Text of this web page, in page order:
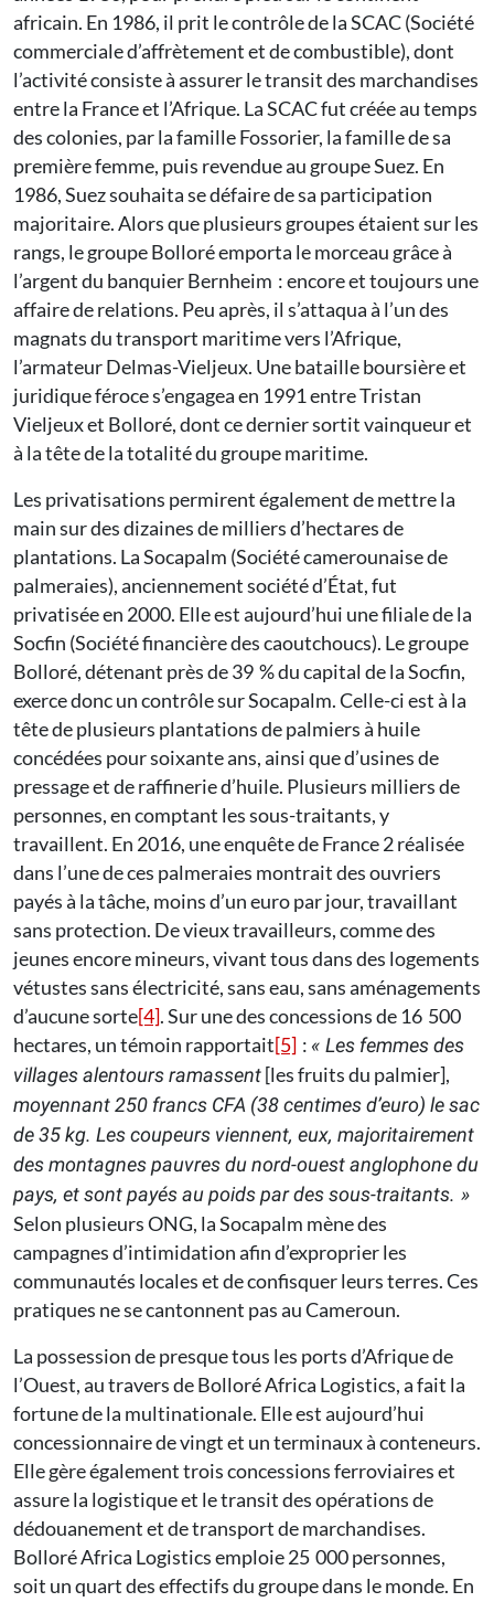
africain. En 1986, il prit le contrôle de la SCAC (Société
commerciale d’affrètement et de combustible), dont
l’activité consiste à assurer le transit des marchandises
entre la France et l’Afrique. La SCAC fut créée au temps
des colonies, par la famille Fossorier, la famille de sa
première femme, puis revendue au groupe Suez. En
1986, Suez souhaita se défaire de sa participation
majoritaire. Alors que plusieurs groupes étaient sur les
rangs, le groupe Bolloré emporta le morceau grâce à
l’argent du banquier Bernheim : encore et toujours une
affaire de relations. Peu après, il s’attaqua à l’un des
magnats du transport maritime vers l’Afrique,
l’armateur Delmas-Vieljeux. Une bataille boursière et
juridique féroce s’engagea en 1991 entre Tristan
Vieljeux et Bolloré, dont ce dernier sortit vainqueur et
à la tête de la totalité du groupe maritime.
Les privatisations permirent également de mettre la
main sur des dizaines de milliers d’hectares de
plantations. La Socapalm (Société camerounaise de
palmeraies), anciennement société d’État, fut
privatisée en 2000. Elle est aujourd’hui une filiale de la
Socfin (Société financière des caoutchoucs). Le groupe
Bolloré, détenant près de 39 % du capital de la Socfin,
exerce donc un contrôle sur Socapalm. Celle-ci est à la
tête de plusieurs plantations de palmiers à huile
concédées pour soixante ans, ainsi que d’usines de
pressage et de raffinerie d’huile. Plusieurs milliers de
personnes, en comptant les sous-traitants, y
travaillent. En 2016, une enquête de France 2 réalisée
dans l’une de ces palmeraies montrait des ouvriers
payés à la tâche, moins d’un euro par jour, travaillant
sans protection. De vieux travailleurs, comme des
jeunes encore mineurs, vivant tous dans des logements
vétustes sans électricité, sans eau, sans aménagements
d’aucune sorte[4]. Sur une des concessions de 16 500
hectares, un témoin rapportait[5] : « Les femmes des
villages alentours ramassent[les fruits du palmier],
moyennant 250 francs CFA (38 centimes d’euro) le sac
de 35 kg. Les coupeurs viennent, eux, majoritairement
des montagnes pauvres du nord-ouest anglophone du
pays, et sont payés au poids par des sous-traitants. »
Selon plusieurs ONG, la Socapalm mène des
campagnes d’intimidation afin d’exproprier les
communautés locales et de confisquer leurs terres. Ces
pratiques ne se cantonnent pas au Cameroun.
La possession de presque tous les ports d’Afrique de
l’Ouest, au travers de Bolloré Africa Logistics, a fait la
fortune de la multinationale. Elle est aujourd’hui
concessionnaire de vingt et un terminaux à conteneurs.
Elle gère également trois concessions ferroviaires et
assure la logistique et le transit des opérations de
dédouanement et de transport de marchandises.
Bolloré Africa Logistics emploie 25 000 personnes,
soit un quart des effectifs du groupe dans le monde. En